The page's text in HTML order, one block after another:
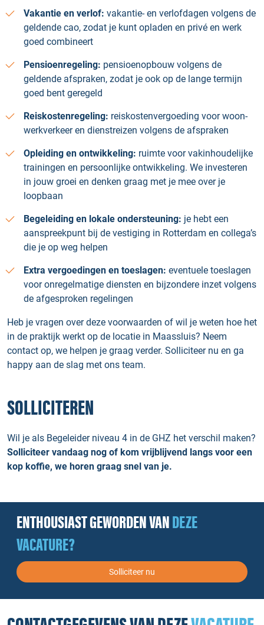
Vakantie en verlof: vakantie- en verlofdagen volgens de
geldende cao, zodat je kunt opladen en privé en werk
goed combineert
Pensioenregeling: pensioenopbouw volgens de
geldende afspraken, zodat je ook op de lange termijn
goed bent geregeld
Reiskostenregeling: reiskostenvergoeding voor woon-
werkverkeer en dienstreizen volgens de afspraken
Opleiding en ontwikkeling: ruimte voor vakinhoudelijke
trainingen en persoonlijke ontwikkeling. We investeren
in jouw groei en denken graag met je mee over je
loopbaan
Begeleiding en lokale ondersteuning: je hebt een
aanspreekpunt bij de vestiging in Rotterdam en collega’s
die je op weg helpen
Extra vergoedingen en toeslagen: eventuele toeslagen
voor onregelmatige diensten en bijzondere inzet volgens
de afgesproken regelingen
Heb je vragen over deze voorwaarden of wil je weten hoe het
in de praktijk werkt op de locatie in Maassluis? Neem
contact op, we helpen je graag verder. Solliciteer nu en ga
happy aan de slag met ons team.
SOLLICITEREN
Wil je als Begeleider niveau 4 in de GHZ het verschil maken?
Solliciteer vandaag nog of kom vrijblijvend langs voor een
kop koffie, we horen graag snel van je.
ENTHOUSIAST GEWORDEN VANDEZE
VACATURE?
Solliciteer nu